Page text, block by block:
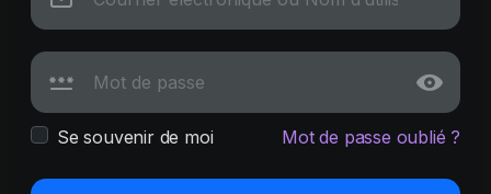
Se souvenir de moi Mot de passe oublié ?